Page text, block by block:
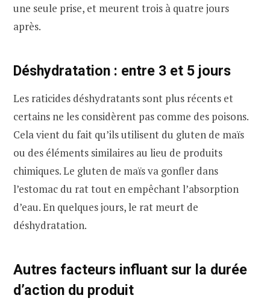
une seule prise, et meurent trois à quatre jours
après.
Déshydratation : entre 3 et 5 jours
Les raticides déshydratants sont plus récents et
certains ne les considèrent pas comme des poisons.
Cela vient du fait qu’ils utilisent du gluten de maïs
ou des éléments similaires au lieu de produits
chimiques. Le gluten de maïs va gonfler dans
l’estomac du rat tout en empêchant l’absorption
d’eau. En quelques jours, le rat meurt de
déshydratation.
Autres facteurs influant sur la durée
d’action du produit